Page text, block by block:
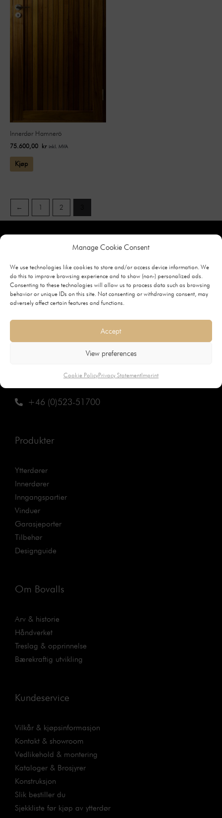
Manage Cookie Consent
We use technologies like cookies to store and/or access device information. We
do this to improve browsing experience and to show (non-) personalized ads.
Consenting to these technologies will allow us to process data such as browsing
behavior or unique IDs on this site. Not consenting or withdrawing consent, may
adversely affect certain features and functions.
Accept
View preferences
Cookie PolicyPrivacy StatementImprint
Innerdør Hamnerö
75.600,00 kr inkl. MVA
Kjøp
← 1 2
Bovalls Dörrbyggeri
Bovallstrand Sverige
info@bovalls.com
+46 (0)523-51700
Produkter
Ytterdører
Innerdører
Inngangspartier
Vinduer
Garasjeporter
Tilbehør
Designguide
Om Bovalls
Arv & historie
Håndverket
Treslag & opprinnelse
Bærekraftig utvikling
Kundeservice
Vilkår & kjøpsinformasjon
Kontakt & showroom
Vedlikehold & montering
Kataloger & Brosjyrer
Konstruksjon
Slik bestiller du
Sjekkliste før kjøp av ytterdør